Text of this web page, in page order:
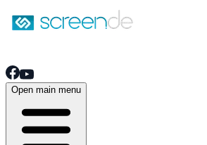
Open main menu